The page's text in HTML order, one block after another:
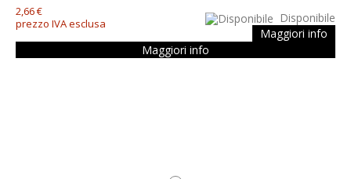
2,66 €
prezzo IVA esclusa
Disponibile
Maggiori info
Maggiori info